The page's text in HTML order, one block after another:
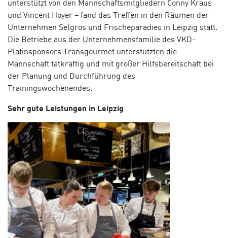
unterstützt von den Mannschaftsmitgliedern Conny Kraus
und Vincent Hoyer – fand das Treffen in den Räumen der
Unternehmen Selgros und Frischeparadies in Leipzig statt.
Die Betriebe aus der Unternehmensfamilie des VKD-
Platinsponsors Transgourmet unterstützten die
Mannschaft tatkräftig und mit großer Hilfsbereitschaft bei
der Planung und Durchführung des
Trainingswochenendes.
Sehr gute Leistungen in Leipzig